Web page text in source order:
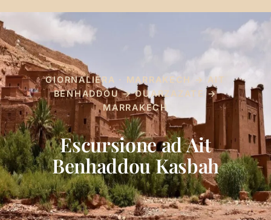
GIORNALIERA · MARRAKECH → AIT
BENHADDOU → OUARZAZATE →
MARRAKECH
Escursione ad Ait
Benhaddou Kasbah